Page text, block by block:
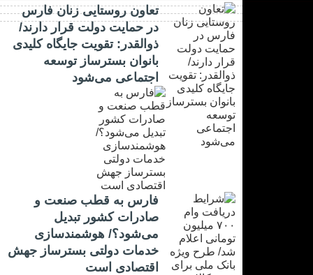
تعاون روستایی زنان فارس
در حمایت دولت قرار دارند/
ذوالقدر: تقویت جایگاه کلیدی
بانوان بسترساز توسعه
اجتماعی می‌شود
فارس به قطب صنعت و
صادرات کشور تبدیل
می‌شود؟/ هوشمندسازی
خدمات دولتی بسترساز جهش
اقتصادی است